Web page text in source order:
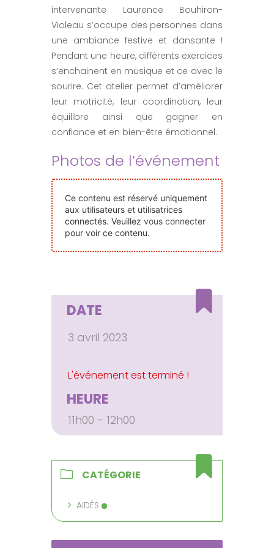
Nos Événements
Nous Contacter
Devenir Bénévole
Faire Un Don
intervenante Laurence Bouhiron-
Violeau s’occupe des personnes dans
une ambiance festive et dansante !
Pendant une heure, différents exercices
s’enchainent en musique et ce avec le
sourire. Cet atelier permet d’améliorer
leur motricité, leur coordination, leur
équilibre ainsi que gagner en
confiance et en bien-être émotionnel.
Photos de l’événement
Ce contenu est réservé uniquement
aux utilisateurs et utilisatrices
connectés. Veuillez vous connecter
pour voir ce contenu.
DATE
3 avril 2023
HEURE
11h00 - 12h00
CATÉGORIE
AIDÉS